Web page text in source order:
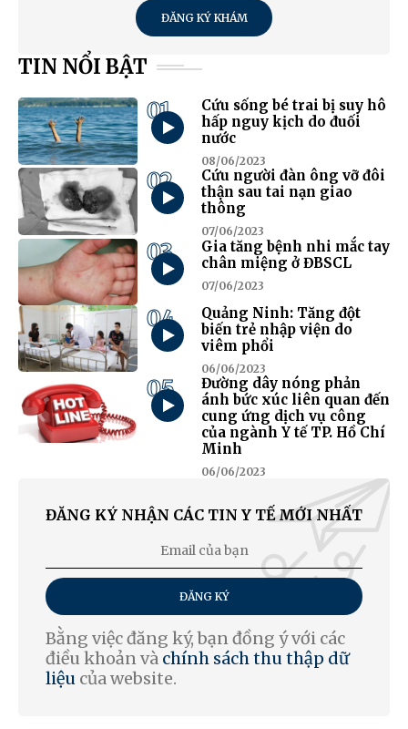
ĐĂNG KÝ KHÁM
TIN NỔI BẬT
01
Cứu sống bé trai bị suy hô
hấp nguy kịch do đuối
nước
08/06/2023
02
Cứu người đàn ông vỡ đôi
thận sau tai nạn giao
thông
07/06/2023
03
Gia tăng bệnh nhi mắc tay
chân miệng ở ĐBSCL
07/06/2023
04
Quảng Ninh: Tăng đột
biến trẻ nhập viện do
viêm phổi
06/06/2023
05
Đường dây nóng phản
ánh bức xúc liên quan đến
cung ứng dịch vụ công
của ngành Y tế TP. Hồ Chí
Minh
06/06/2023
ĐĂNG KÝ NHẬN CÁC TIN Y TẾ MỚI NHẤT
ĐĂNG KÝ
Bằng việc đăng ký, bạn đồng ý với các
điều khoản và chính sách thu thập dữ
liệu của website.